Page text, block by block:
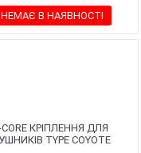
НЕМАЄ В НАЯВНОСТІ